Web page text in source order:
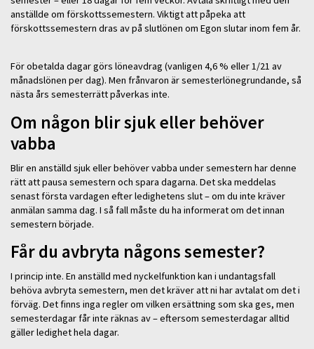
anställde om förskottssemestern. Viktigt att påpeka att
förskottssemestern dras av på slutlönen om Egon slutar inom fem år.
För obetalda dagar görs löneavdrag (vanligen 4,6 % eller 1/21 av
månadslönen per dag). Men frånvaron är semesterlönegrundande, så
nästa års semesterrätt påverkas inte.
Om någon blir sjuk eller behöver
vabba
Blir en anställd sjuk eller behöver vabba under semestern har denne
rätt att pausa semestern och spara dagarna. Det ska meddelas
senast första vardagen efter ledighetens slut – om du inte kräver
anmälan samma dag. I så fall måste du ha informerat om det innan
semestern började.
Får du avbryta någons semester?
I princip inte. En anställd med nyckelfunktion kan i undantagsfall
behöva avbryta semestern, men det kräver att ni har avtalat om det i
förväg. Det finns inga regler om vilken ersättning som ska ges, men
semesterdagar får inte räknas av – eftersom semesterdagar alltid
gäller ledighet hela dagar.